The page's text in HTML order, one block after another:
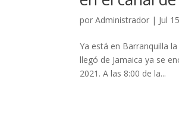
porAdministrador | Jul
Ya está en Barranquilla
llegó de Jamaica ya se
2021. A las 8:00 de la...